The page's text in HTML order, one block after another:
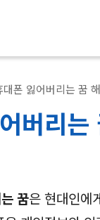
대폰 잃어버리는 꿈
버리
꿈은 현대인에